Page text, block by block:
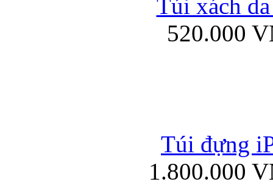
Bao da iPad
Túi xách da
Túi xách
520.000
Túi đựng
1.800.000